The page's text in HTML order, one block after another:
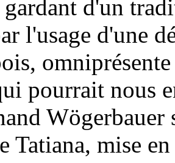
gardant d'un
l'usage d'une
pourrait nous
Tatiana, mise